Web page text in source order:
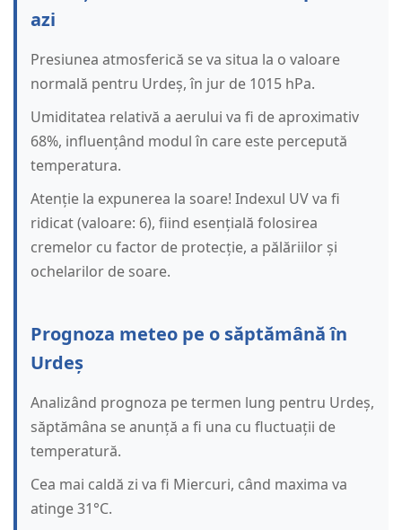
azi
Presiunea atmosferică se va situa la o valoare
normală pentru Urdeș, în jur de 1015 hPa.
Umiditatea relativă a aerului va fi de aproximativ
68%, influențând modul în care este percepută
temperatura.
Atenție la expunerea la soare! Indexul UV va fi
ridicat (valoare: 6), fiind esențială folosirea
cremelor cu factor de protecție, a pălăriilor și
ochelarilor de soare.
Prognoza meteo pe o săptămână în
Urdeș
Analizând prognoza pe termen lung pentru Urdeș,
săptămâna se anunță a fi una cu fluctuații de
temperatură.
Cea mai caldă zi va fi Miercuri, când maxima va
atinge 31°C.